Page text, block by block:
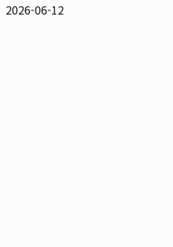
2026-06-12